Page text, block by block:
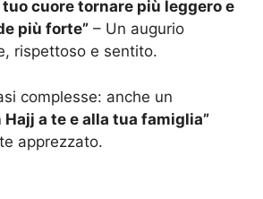
tuo cuore tornare più leggero e
più forte” – Un augurio
rispettoso e sentito.
complesse: anche un
Hajj a te e alla tua famiglia”
apprezzato.